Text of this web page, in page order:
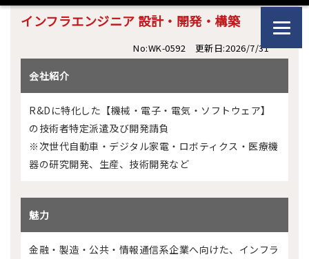
インフラエンジニア 設計・開発・構築
No:WK-0592 更新日:2026/7/31
会社紹介
R&Dに特化した【機械・電子・電気・ソフトウェア】
の技術者特定派遣及び開発請負
※次世代自動車・デジタル家電・ロボティクス・医療機
器の研究開発、生産、技術開発など
魅力
金融・製造・公共・情報通信系企業へ向けた、インフラ